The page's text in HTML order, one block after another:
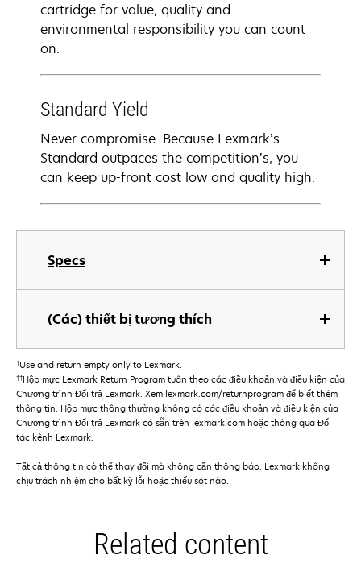
Specs
(Các) thiết bị tương thích
cartridge for value, quality and
environmental responsibility you can count
on.
Standard Yield
Never compromise. Because Lexmark’s
Standard outpaces the competition’s, you
can keep up-front cost low and quality high.
†Use and return empty only to Lexmark.
††Hộp mực Lexmark Return Program tuân theo các điều khoản và điều kiện của
Chương trình Đổi trả Lexmark. Xem lexmark.com/returnprogram để biết thêm
thông tin. Hộp mực thông thường không có các điều khoản và điều kiện của
Chương trình Đổi trả Lexmark có sẵn trên lexmark.com hoặc thông qua Đối
tác kênh Lexmark.
Tất cả thông tin có thể thay đổi mà không cần thông báo. Lexmark không
chịu trách nhiệm cho bất kỳ lỗi hoặc thiếu sót nào.
Related content